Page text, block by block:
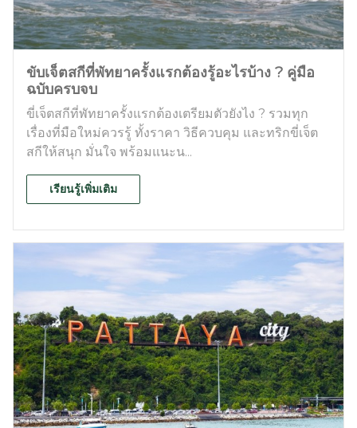
ขับเจ็ตสกีที่พัทยาครั้งแรกต้องรู้อะไรบ้าง ? คู่มือ
ฉบับครบจบ
ขี่เจ็ตสกีที่พัทยาครั้งแรกต้องเตรียมตัวยังไง ? รวมทุก
เรื่องที่มือใหม่ควรรู้ ทั้งราคา วิธีควบคุม และทริกขี่เจ็ต
สกีให้สนุก มั่นใจ พร้อมแนะน...
เรียนรู้เพิ่มเติม